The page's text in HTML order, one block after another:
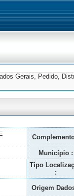
Gerais, Pedido,
Município :
Tipo
:
Origem